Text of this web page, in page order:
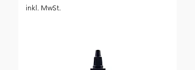
inkl. MwSt.